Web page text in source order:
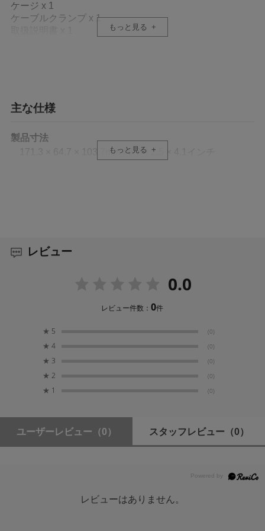
ケージ x 1
ケーブルクランプ x 1
もっと見る
主な仕様
製品寸法
171.3 × 64.7 × 103.7mm / 6.7 × 2.5 × 4.1インチ
もっと見る
レビュー
0.0
レビュー件数：0件
★ 5 (0)
★ 4 (0)
★ 3 (0)
★ 2 (0)
★ 1 (0)
ユーザーレビュー （0） スタッフレビュー （0）
レビューはありません。